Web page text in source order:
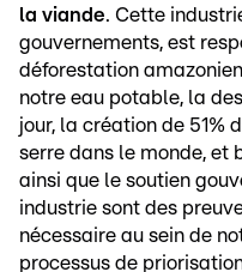
la viande. Cette
gouvernements, est
déforestation
notre eau potable, la
jour, la création de 51%
serre dans le monde, et
ainsi que le soutien
industrie sont des
nécessaire au sein de
processus de